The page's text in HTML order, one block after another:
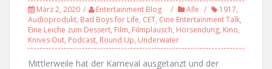
März 2, 2020 Entertainment Blog Alle 1917,
Audioprodukt, Bad Boys for Life, CET, Cine Entertainment Talk,
Eine Leiche zum Dessert, Film, Filmplausch, Hörsendung, Kino,
Knives Out, Podcast, Round Up, Underwater
Mittlerweile hat der Karneval ausgetanzt und der